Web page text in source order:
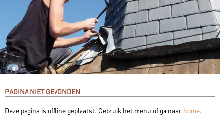
OVER DE DOCENTEN
INCOMPANY-CURSUS
OVER ONS
PARTNERS
PAGINA NIET GEVONDEN
Deze pagina is offline geplaatst. Gebruik het menu of ga naar home.